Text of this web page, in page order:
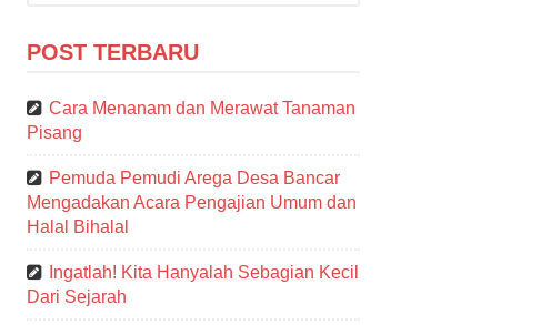
POST TERBARU
Cara Menanam dan Merawat Tanaman
Pisang
Pemuda Pemudi Arega Desa Bancar
Mengadakan Acara Pengajian Umum dan
Halal Bihalal
Ingatlah! Kita Hanyalah Sebagian Kecil
Dari Sejarah